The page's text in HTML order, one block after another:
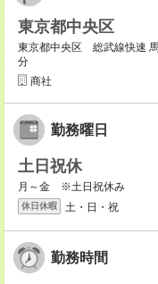
東京都中央区
東京都中央区 総武線快速
分
商社
勤務曜日
土日祝休
月～金 ※土日祝休み
休日休暇 土・日・祝
勤務時間